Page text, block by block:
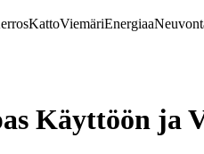
KattoViemäriEnergiaa
Käyttöön ja